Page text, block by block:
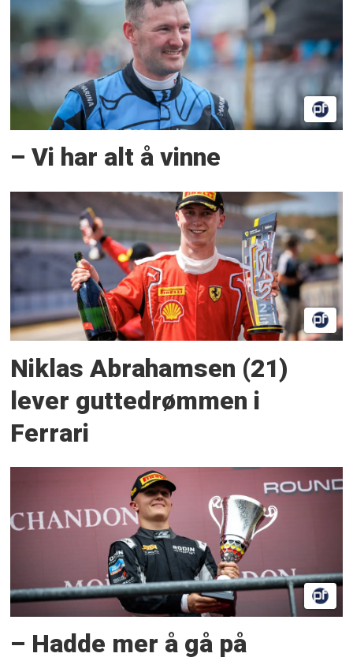
– Vi har alt å vinne
Niklas Abrahamsen (21)
lever guttedrømmen i
Ferrari
– Hadde mer å gå på